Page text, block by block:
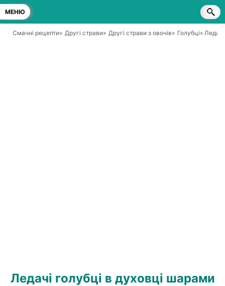
МЕНЮ
Смачні рецепти» Другі страви» Другі страви з овочів» Голубці»
Ледачі голубці в духовці шарами